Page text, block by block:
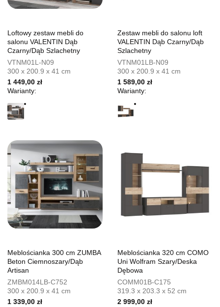
Loftowy zestaw mebli do
salonu VALENTIN Dąb
Czarny/Dąb Szlachetny
VTNM01L-N09
300 x 200.9 x 41 cm
1 449,00 zł
Warianty:
Zestaw mebli do salonu loft
VALENTIN Dąb Czarny/Dąb
Szlachetny
VTNM01LB-N09
300 x 200.9 x 41 cm
1 589,00 zł
Warianty:
Meblościanka 300 cm ZUMBA
Beton Ciemnoszary/Dąb
Artisan
ZMBM014LB-C752
300 x 200.9 x 41 cm
1 339,00 zł
Meblościanka 320 cm COMO
Uni Wolfram Szary/Deska
Dębowa
COMM01B-C175
319.3 x 203.3 x 52 cm
2 999,00 zł